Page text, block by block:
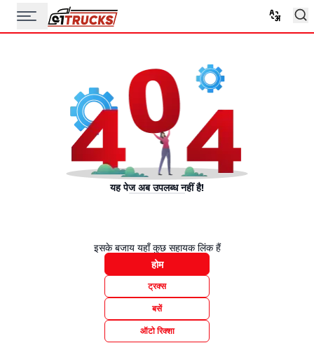
यह पेज अब उपलब्ध नहीं है!
इसके बजाय यहाँ कुछ सहायक लिंक हैं
होम
ट्रक्स
बसें
ऑटो रिक्शा